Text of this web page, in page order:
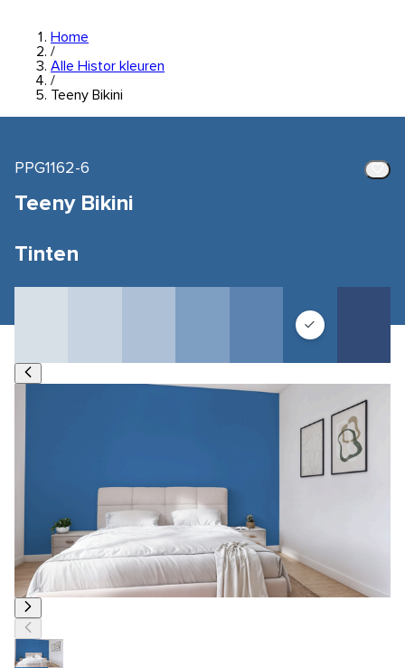
Home
/
Alle Histor kleuren
/
Teeny Bikini
PPG1162-6
Teeny Bikini
Tinten